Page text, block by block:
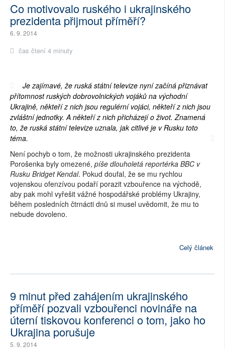
Co motivovalo ruského i ukrajinského
prezidenta přijmout příměří?
6. 9. 2014
čas čtení 4 minuty
Je zajímavé, že ruská státní televize nyní začíná přiznávat
přítomnost ruských dobrovolnických vojáků na východní
Ukrajině, někteří z nich jsou regulérní vojáci, někteří z nich jsou
zvláštní jednotky. A někteří z nich přicházejí o život. Znamená
to, že ruská státní televize uznala, jak citlivé je v Rusku toto
téma.
Není pochyb o tom, že možnosti ukrajinského prezidenta
Porošenka byly omezené, píše dlouholetá reportérka BBC v
Rusku Bridget Kendal. Pokud doufal, že se mu rychlou
vojenskou ofenzívou podaří porazit vzbouřence na východě,
aby pak mohl vyřešit vážné hospodářské problémy Ukrajiny,
během posledních čtrnácti dnů si musel uvědomit, že mu to
nebude dovoleno.
Celý článek
9 minut před zahájením ukrajinského
příměří pozvali vzbouřenci novináře na
úterní tiskovou konferenci o tom, jako ho
Ukrajina porušuje
5. 9. 2014